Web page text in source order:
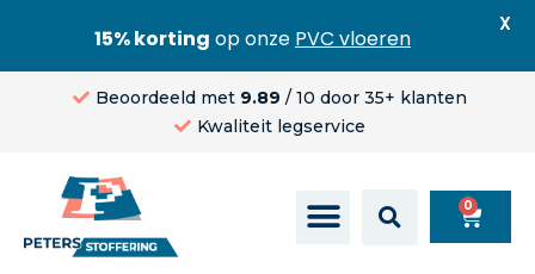
Beoordeeld met 9.89 / 10 door 35+ klanten
Kwaliteit legservice
0
15% korting op onze PVC vloeren
X